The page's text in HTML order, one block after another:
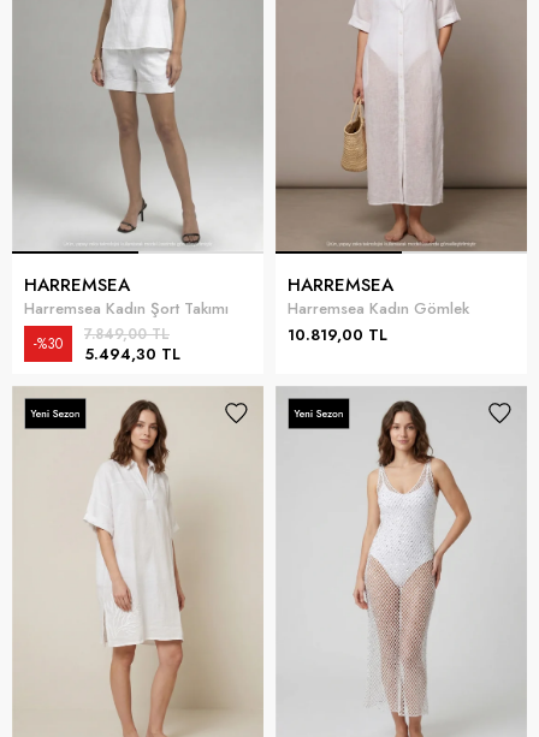
HARREMSEA
Harremsea Kadın Şort Takımı
5.494,30 TL
7.849,00 TL
%30
HARREMSEA
Harremsea Kadın Gömlek
10.819,00 TL